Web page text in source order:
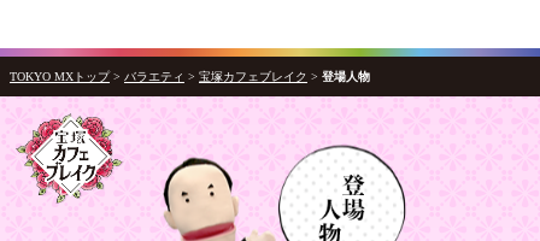
TOKYO MXトップ > バラエティ > 宝塚カフェブレイク > 登場人物